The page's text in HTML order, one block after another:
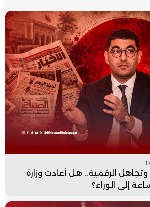
وتجاهل الرقمية.. هل أعادت وزارة
إلى الوراء؟